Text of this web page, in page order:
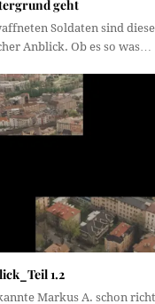
geht
Soldaten sind
Anblick. Ob es so was…
1.2
Markus A. schon